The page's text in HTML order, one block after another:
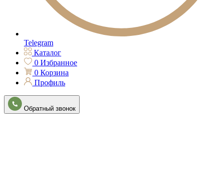
Telegram
Каталог
0 Избранное
0 Корзина
Профиль
Обратный звонок